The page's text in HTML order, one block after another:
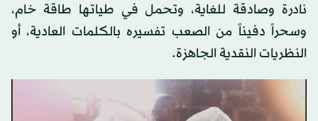
نادرة وصادقة للغاية، وتحمل في طياتها طاقة خام،
وسحراً دفيناً من الصعب تفسيره بالكلمات العادية، أو
النظريات النقدية الجاهزة.